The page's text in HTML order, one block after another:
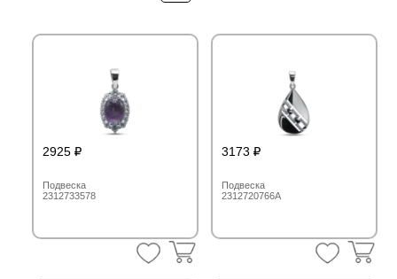
3173
Подвеска
2312720766A
2925
Подвеска
2312733578